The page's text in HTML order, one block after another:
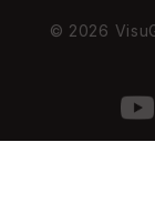
© 2026